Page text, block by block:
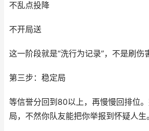
不乱点投降
不开局送
这一阶段就是“洗行为记录”，不是刷伤
第三步：稳定局
等信誉分回到80以上，再慢慢回排位
局，不然你队友能把你举报到怀疑人生